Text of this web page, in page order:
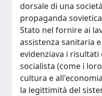
dorsale di una
propaganda
Stato nel fornire ai
assistenza sanitaria
evidenziava i
socialista (come i
cultura e
la legittimità del